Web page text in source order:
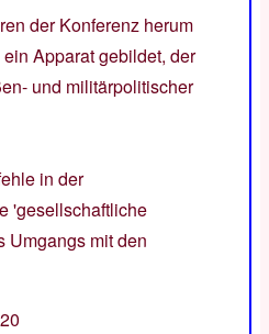
der Konferenz herum
Apparat gebildet, der
und militärpolitischer
in der
'gesellschaftliche
Umgangs mit den